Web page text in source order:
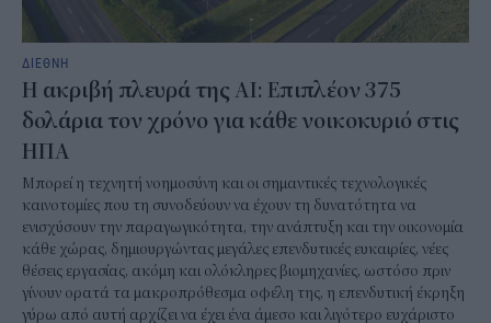
ΔΙΕΘΝΗ
Η ακριβή πλευρά της AI: Επιπλέον 375
δολάρια τον χρόνο για κάθε νοικοκυριό στις
ΗΠΑ
Μπορεί η τεχνητή νοημοσύνη και οι σημαντικές τεχνολογικές
καινοτομίες που τη συνοδεύουν να έχουν τη δυνατότητα να
ενισχύσουν την παραγωγικότητα, την ανάπτυξη και την οικονομία
κάθε χώρας, δημιουργώντας μεγάλες επενδυτικές ευκαιρίες, νέες
θέσεις εργασίας, ακόμη και ολόκληρες βιομηχανίες, ωστόσο πριν
γίνουν ορατά τα μακροπρόθεσμα οφέλη της, η επενδυτική έκρηξη
γύρω από αυτή αρχίζει να έχει ένα άμεσο και λιγότερο ευχάριστο